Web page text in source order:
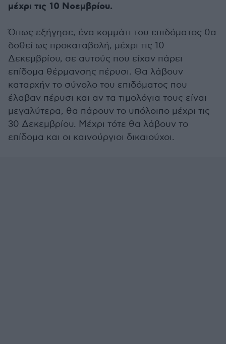
μέχρι τις 10 Νοεμβρίου.
Όπως εξήγησε, ένα κομμάτι του επιδόματος θα
δοθεί ως προκαταβολή, μέχρι τις 10
Δεκεμβρίου, σε αυτούς που είχαν πάρει
επίδομα θέρμανσης πέρυσι. Θα λάβουν
καταρχήν το σύνολο του επιδόματος που
έλαβαν πέρυσι και αν τα τιμολόγια τους είναι
μεγαλύτερα, θα πάρουν το υπόλοιπο μέχρι τις
30 Δεκεμβρίου. Μέχρι τότε θα λάβουν το
επίδομα και οι καινούργιοι δικαιούχοι.